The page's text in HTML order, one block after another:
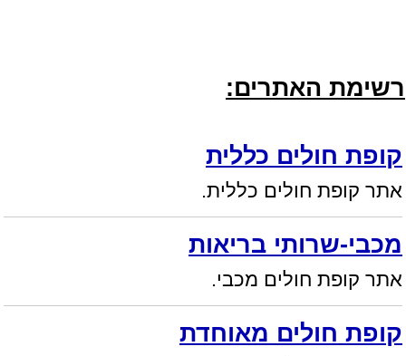
רשימת האתרים:
קופת חולים כללית
אתר קופת חולים כללית.
מכבי-שרותי בריאות
אתר קופת חולים מכבי.
קופת חולים מאוחדת